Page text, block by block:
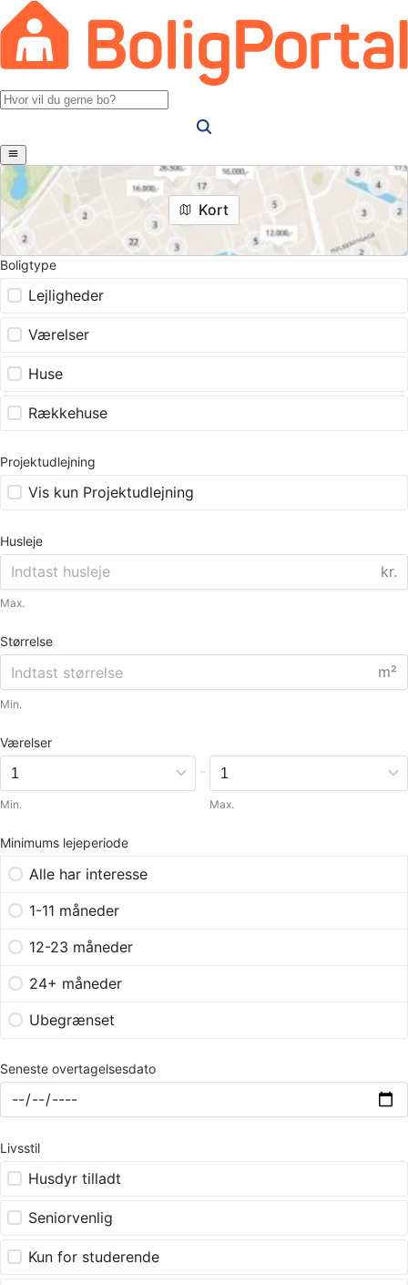
Kort
Boligtype
Lejligheder
Værelser
Huse
Rækkehuse
Projektudlejning
Vis kun Projektudlejning
Husleje
kr.
Max.
Størrelse
m²
Min.
Værelser
Min.
-
Max.
Minimums lejeperiode
Alle har interesse
1-11 måneder
12-23 måneder
24+ måneder
Ubegrænset
Seneste overtagelsesdato
Livsstil
Husdyr tilladt
Seniorvenlig
Kun for studerende